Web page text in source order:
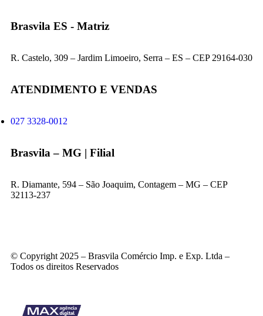
Brasvila ES - Matriz
R. Castelo, 309 – Jardim Limoeiro, Serra – ES – CEP 29164-030
ATENDIMENTO E VENDAS
027 3328-0012
Brasvila – MG | Filial
R. Diamante, 594 – São Joaquim, Contagem – MG – CEP
32113-237
© Copyright 2025 – Brasvila Comércio Imp. e Exp. Ltda –
Todos os direitos Reservados